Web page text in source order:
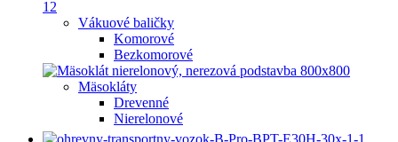
Vákuové baličky
Komorové
Bezkomorové
Mäsokláty
Drevenné
Nierelonové